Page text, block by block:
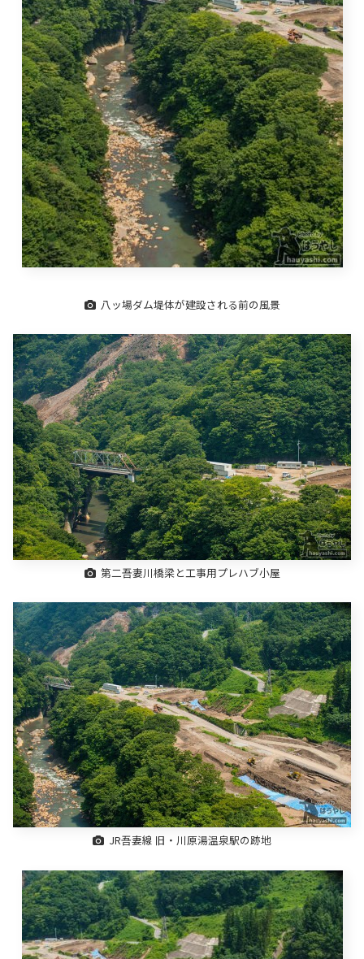
八ッ場ダム堤体が建設される前の風景
第二吾妻川橋梁と工事用プレハブ小屋
JR吾妻線 旧・川原湯温泉駅の跡地